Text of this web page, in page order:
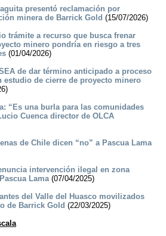
presentó reclamación por
minera de Barrick Gold (15/07/2026)
trámite a recurso que busca frenar
minero pondría en riesgo a tres
(01/04/2026)
de dar término anticipado a proceso
estudio de cierre de proyecto minero
“Es una burla para las comunidades
Cuenca director de OLCA
de Chile dicen “no” a Pascua Lama
intervención ilegal en zona
Lama(07/04/2025)
del Valle del Huasco movilizados
de Barrick Gold (22/03/2025)